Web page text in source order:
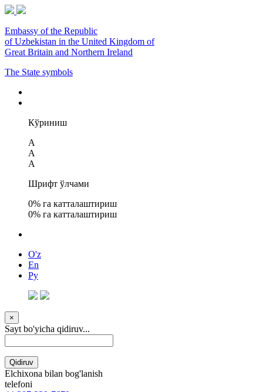
Embassy of the Republic
of Uzbekistan in the United Kingdom of
Great Britain and Northern Ireland
The State symbols
Кўриниш
A
A
A
Шрифт ўлчами
0% га катталаштириш
0% га катталаштириш
O'z
En
Ру
×
Sayt bo'yicha qidiruv...
Qidiruv
Elchixona bilan bog'lanish
telefoni